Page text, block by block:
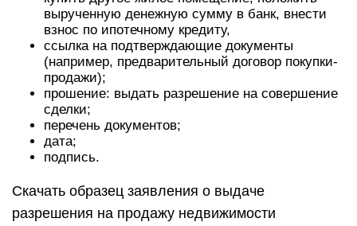
вырученную денежную сумму в банк, внести
взнос по ипотечному кредиту,
ссылка на подтверждающие документы
(например, предварительный договор покупки-
продажи);
прошение: выдать разрешение на совершение
сделки;
перечень документов;
дата;
подпись.
Скачать образец заявления о выдаче
разрешения на продажу недвижимости